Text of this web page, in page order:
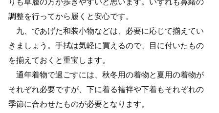
調整を行ってから履くと安心です。
九、であげた和装小物などは、必要に応じて揃えてい
きましょう。手拭は気軽に買えるので、目に付いたもの
を揃えておくと重宝します。
通年着物で過ごすには、秋冬用の着物と夏用の着物が
それぞれ必要ですが、下に着る襦袢や下着もそれぞれの
季節に合わせたものが必要となります。